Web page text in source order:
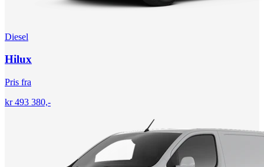
Diesel
Hilux
Pris fra
kr 493 380,-